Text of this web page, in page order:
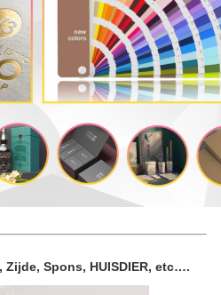
Zijde, Spons, HUISDIER, etc….